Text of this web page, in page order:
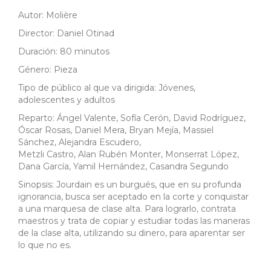
Autor: Molière
Director: Daniel Otinad
Duración: 80 minutos
Género: Pieza
Tipo de público al que va dirigida: Jóvenes,
adolescentes y adultos
Reparto: Ángel Valente, Sofía Cerón, David Rodríguez,
Óscar Rosas, Daniel Mera, Bryan Mejía, Massiel
Sánchez, Alejandra Escudero,
Metzli Castro, Alan Rubén Monter, Monserrat López,
Dana García, Yamil Hernández, Casandra Segundo
Sinopsis: Jourdain es un burgués, que en su profunda
ignorancia, busca ser aceptado en la corte y conquistar
a una marquesa de clase alta. Para lograrlo, contrata
maestros y trata de copiar y estudiar todas las maneras
de la clase alta, utilizando su dinero, para aparentar ser
lo que no es.